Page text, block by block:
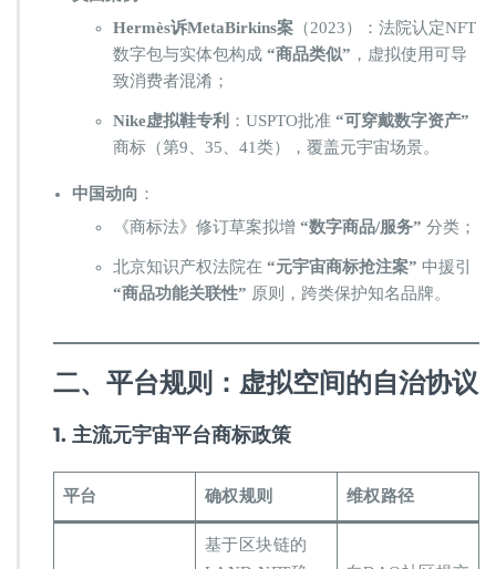
​Hermès诉MetaBirkins案​​（2023）：法院认定NFT
数字包与实体包构成 ​ ​“商品类似”​ ​，虚拟使用可导
致消费者混淆；
​Nike虚拟鞋专利​ ​：USPTO批准 ​ ​“可穿戴数字资产”​
商标（第9、35、41类），覆盖元宇宙场景。
​中国动向​ ​：
《商标法》修订草案拟增 ​ ​“数字商品/服务”​ ​ 分类；
北京知识产权法院在 ​ ​“元宇宙商标抢注案”​ ​ 中援引 ​
“商品功能关联性”​ ​ 原则，跨类保护知名品牌。
​二、平台规则：虚拟空间的自治协议​
​1. 主流元宇宙平台商标政策​
​平台​ ​确权规则​ ​维权路径​
基于区块链的